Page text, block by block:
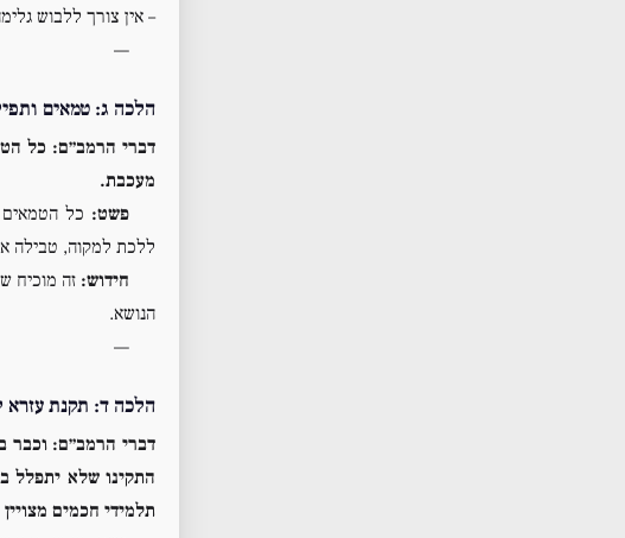
– אין צורך ללבוש
—
הלכה ג: טמאים
דברי הרמב״ם: כל
מעכבת.
פשט: כל הטמאים
ללכת למקוה, טבילה
חידוש: זה מוכיח
הנושא.
—
הלכה ד: תקנת עזרא
דברי הרמב״ם: וכבר
התקינו שלא יתפלל
תלמידי חכמים